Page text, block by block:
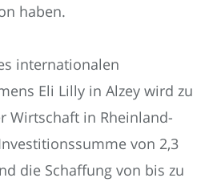
haben.
internationalen
Eli Lilly in Alzey wird zu
Wirtschaft in Rheinland-
von 2,3
die Schaffung von bis zu